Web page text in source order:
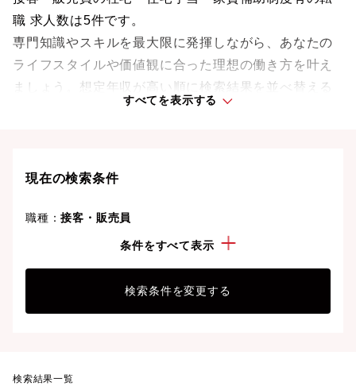
職 求人数は5件です。
専門知識やスキルを最大限に発揮しながら、あなたの
ライフスタイルや価値観に合った理想の働き方を叶え
ましょう。想定年収が高い順に検索結果を並べ替える
すべてを表示する
現在の検索条件
職種：接客・販売員
社宅・住宅手当有
条件をすべて表示
検索条件を変更する
検索結果一覧